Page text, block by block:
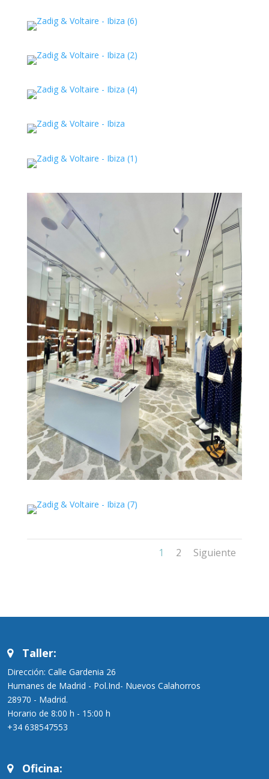
1 2 Siguiente
Taller:
Dirección: Calle Gardenia 26
Humanes de Madrid - Pol.Ind- Nuevos Calahorros
28970 - Madrid.
Horario de 8:00 h - 15:00 h
+34 638547553
Oficina: